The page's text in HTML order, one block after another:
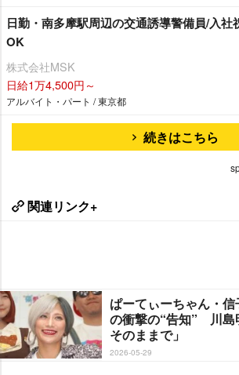
日勤・南多摩駅周辺の交通誘導警備員/入社
OK
株式会社MSK
日給1万4,500円～
アルバイト・パート / 東京都
続きはこちら
関連リンク+
ぱーてぃーちゃん・
の衝撃の“告知” 川島
そのままで」
2026-05-29